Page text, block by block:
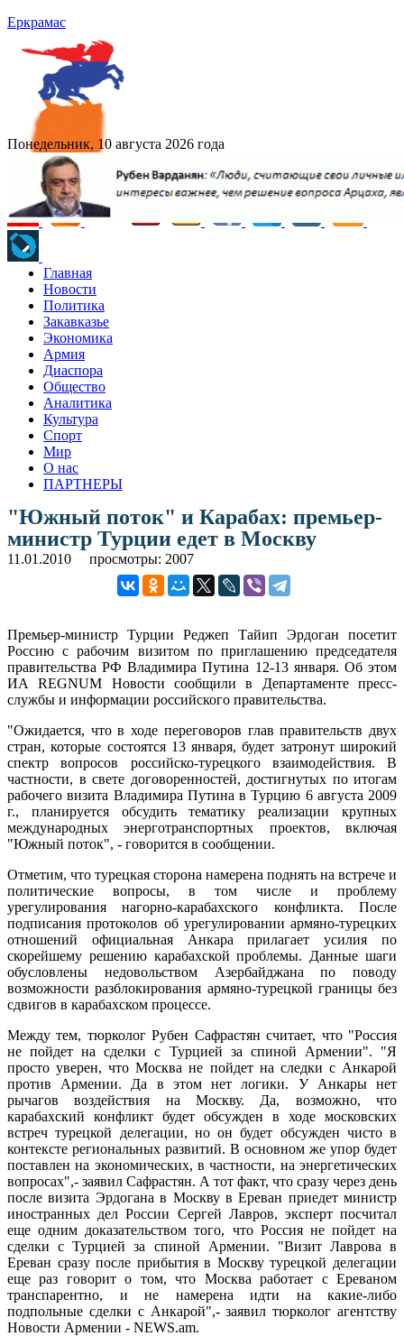
Еркрамас
Понедельник, 10 августа 2026 года
Главная
Новости
Политика
Закавказье
Экономика
Армия
Диаспора
Общество
Аналитика
Культура
Спорт
Мир
О нас
ПАРТНЕРЫ
"Южный поток" и Карабах: премьер-
министр Турции едет в Москву
11.01.2010 просмотры: 2007
Премьер-министр Турции Реджеп Тайип Эрдоган посетит
Россию с рабочим визитом по приглашению председателя
правительства РФ Владимира Путина 12-13 января. Об этом
ИА REGNUM Новости сообщили в Департаменте пресс-
службы и информации российского правительства.
"Ожидается, что в ходе переговоров глав правительств двух
стран, которые состоятся 13 января, будет затронут широкий
спектр вопросов российско-турецкого взаимодействия. В
частности, в свете договоренностей, достигнутых по итогам
рабочего визита Владимира Путина в Турцию 6 августа 2009
г., планируется обсудить тематику реализации крупных
международных энерготранспортных проектов, включая
"Южный поток", - говорится в сообщении.
Отметим, что турецкая сторона намерена поднять на встрече и
политические вопросы, в том числе и проблему
урегулирования нагорно-карабахского конфликта. После
подписания протоколов об урегулировании армяно-турецких
отношений официальная Анкара прилагает усилия по
скорейшему решению карабахской проблемы. Данные шаги
обусловлены недовольством Азербайджана по поводу
возможности разблокирования армяно-турецкой границы без
сдвигов в карабахском процессе.
Между тем, тюрколог Рубен Сафрастян считает, что "Россия
не пойдет на сделки с Турцией за спиной Армении". "Я
просто уверен, что Москва не пойдет на следки с Анкарой
против Армении. Да в этом нет логики. У Анкары нет
рычагов воздействия на Москву. Да, возможно, что
карабахский конфликт будет обсужден в ходе московских
встреч турецкой делегации, но он будет обсужден чисто в
контексте региональных развитий. В основном же упор будет
поставлен на экономических, в частности, на энергетических
вопросах",- заявил Сафрастян. А тот факт, что сразу через день
после визита Эрдогана в Москву в Ереван приедет министр
иностранных дел России Сергей Лавров, эксперт посчитал
еще одним доказательством того, что Россия не пойдет на
сделки с Турцией за спиной Армении. "Визит Лаврова в
Ереван сразу после прибытия в Москву турецкой делегации
еще раз говорит о том, что Москва работает с Ереваном
транспарентно, и не намерена идти на какие-либо
подпольные сделки с Анкарой",- заявил тюрколог агентству
Новости Армении - NEWS.am.